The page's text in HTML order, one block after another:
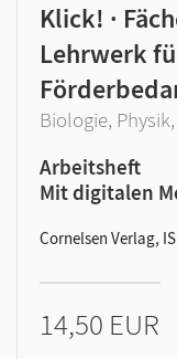
Klick! ·
Lehrwerk
Biologie,
Arbeitsheft
Mit digitalen
Cornelsen Verlag,
14,50 EUR